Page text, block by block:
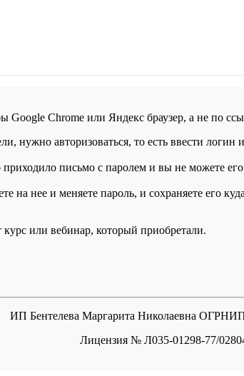
Google Chrome или Яндекс браузер, а не по
нужно авторизоваться, то есть ввести логин
письмо с паролем и вы не можете
нее и меняете пароль, и сохраняете его
курс или вебинар, который приобретали.
ИП Бентелева Маргарита Николаевна
Лицензия № Л035-01298-77/